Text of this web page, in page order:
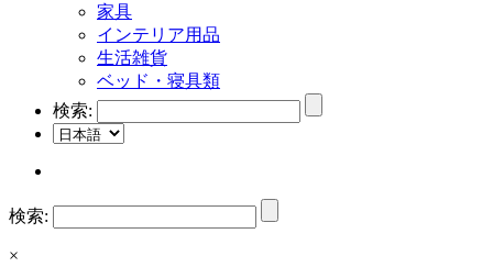
家具
インテリア用品
生活雑貨
ベッド・寝具類
検索:
検索:
×